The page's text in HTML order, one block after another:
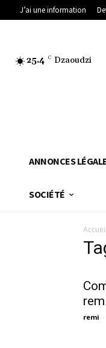
J’ai une information
25.4 C Dzaoudzi
ANNONCES
SOCIÉTÉ
Accueil
remi -